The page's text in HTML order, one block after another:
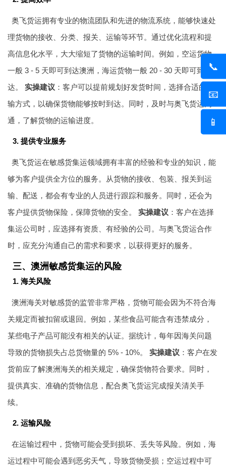
📞
📧
📱
奥飞货运拥有专业的物流团队和先进的物流系统，能够快速处
理货物的接收、分类、报关、运输等环节。通过优化流程和提
高信息化水平，大大缩短了货物的运输时间。例如，空运货物
一般 3 - 5 天即可到达澳洲，海运货物一般 20 - 30 天即可到
达。 实操建议 ：客户可以提前规划好发货时间，选择合适的运
输方式，以确保货物能够按时到达。同时，及时与奥飞货运沟
通，了解货物的运输进度。
3. 提供专业服务
奥飞货运在敏感货集运领域拥有丰富的经验和专业的知识，能
够为客户提供全方位的服务。从货物的接收、包装、报关到运
输、配送，都会有专业的人员进行跟踪和服务。同时，还会为
客户提供货物保险，保障货物的安全。 实操建议 ：客户在选择
集运公司时，应选择有资质、有经验的公司。与奥飞货运合作
时，应充分沟通自己的需求和要求，以获得更好的服务。
三、澳洲敏感货集运的风险
1. 海关风险
澳洲海关对敏感货的监管非常严格，货物可能会因为不符合海
关规定而被扣留或退回。例如，某些食品可能含有违禁成分，
某些电子产品可能没有相关的认证。据统计，每年因海关问题
导致的货物损失占总货物量的 5% - 10%。 实操建议 ：客户在发
货前应了解澳洲海关的相关规定，确保货物符合要求。同时，
提供真实、准确的货物信息，配合奥飞货运完成报关清关手
续。
2. 运输风险
在运输过程中，货物可能会受到损坏、丢失等风险。例如，海
运过程中可能会遇到恶劣天气，导致货物受损；空运过程中可